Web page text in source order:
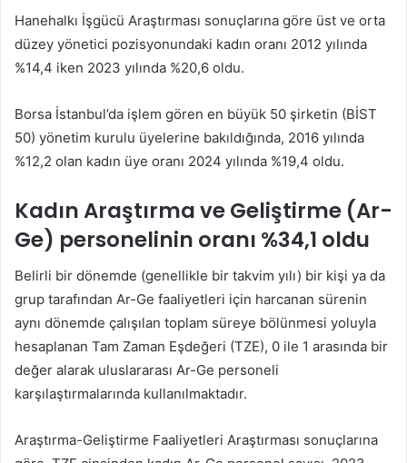
Hanehalkı İşgücü Araştırması sonuçlarına göre üst ve orta
düzey yönetici pozisyonundaki kadın oranı 2012 yılında
%14,4 iken 2023 yılında %20,6 oldu.
Borsa İstanbul’da işlem gören en büyük 50 şirketin (BİST
50) yönetim kurulu üyelerine bakıldığında, 2016 yılında
%12,2 olan kadın üye oranı 2024 yılında %19,4 oldu.
Kadın Araştırma ve Geliştirme (Ar-
Ge) personelinin oranı %34,1 oldu
Belirli bir dönemde (genellikle bir takvim yılı) bir kişi ya da
grup tarafından Ar-Ge faaliyetleri için harcanan sürenin
aynı dönemde çalışılan toplam süreye bölünmesi yoluyla
hesaplanan Tam Zaman Eşdeğeri (TZE), 0 ile 1 arasında bir
değer alarak uluslararası Ar-Ge personeli
karşılaştırmalarında kullanılmaktadır.
Araştırma-Geliştirme Faaliyetleri Araştırması sonuçlarına